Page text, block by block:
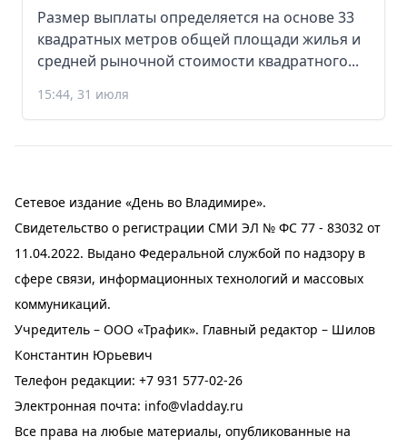
Размер выплаты определяется на основе 33
квадратных метров общей площади жилья и
средней рыночной стоимости квадратного...
15:44, 31 июля
Сетевое издание «День во Владимире».
Свидетельство о регистрации СМИ ЭЛ № ФС 77 - 83032 от
11.04.2022. Выдано Федеральной службой по надзору в
сфере связи, информационных технологий и массовых
коммуникаций.
Учредитель – ООО «Трафик». Главный редактор – Шилов
Константин Юрьевич
Телефон редакции: +7 931 577-02-26
Электронная почта: info@vladday.ru
Все права на любые материалы, опубликованные на